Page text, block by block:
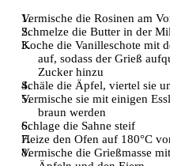
Vermische die Rosinen am
Schmelze die Butter in der
Koche die Vanilleschote mit
auf, sodass der Grieß
Zucker hinzu
Schäle die Äpfel, viertel sie
Vermische sie mit einigen
braun werden
Schlage die Sahne steif
Heize den Ofen auf 180°C
Vermische die Grießmasse